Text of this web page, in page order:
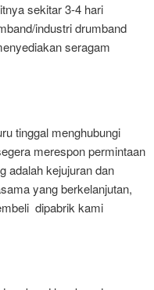
sekitar 3-4 hari
industri drumband
seragam
tinggal menghubungi
merespon permintaan
adalah kejujuran dan
yang berkelanjutan,
dipabrik kami